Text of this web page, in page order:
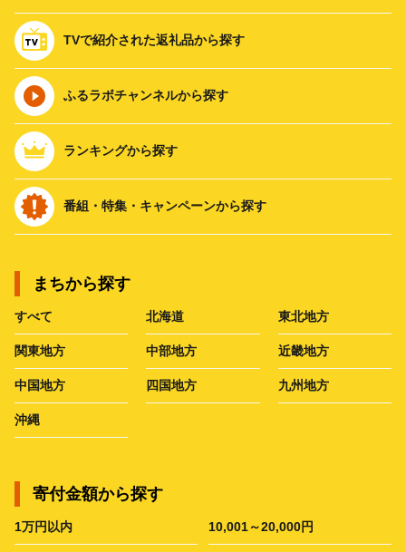
TVで紹介された返礼品から探す
ふるラボチャンネルから探す
ランキングから探す
番組・特集・キャンペーンから探す
まちから探す
すべて 北海道 東北地方
関東地方 中部地方 近畿地方
中国地方 四国地方 九州地方
沖縄
寄付金額から探す
1万円以内 10,001～20,000円